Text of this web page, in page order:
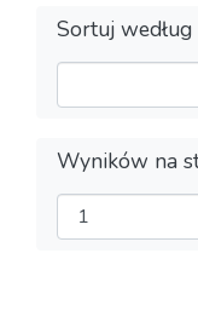
Sortuj według
Wyników na